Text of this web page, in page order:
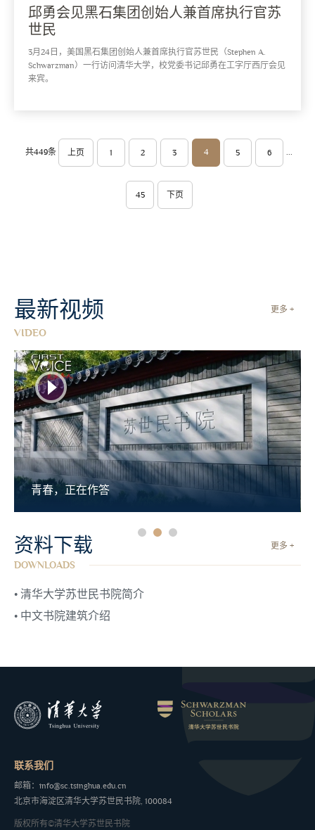
邱勇会见黑石集团创始人兼首席执行官苏
世民
3月24日，美国黑石集团创始人兼首席执行官苏世民（Stephen A.
Schwarzman）一行访问清华大学，校党委书记邱勇在工字厅西厅会见
来宾。
共449条 上页 1 2 3 4 5 6 ...
45 下页
更多 +
最新视频
VIDEO
清华大学苏世民书院十周年
更多 +
资料下载
DOWNLOADS
• 清华大学苏世民书院简介
• 中文书院建筑介绍
联系我们
邮箱：info@sc.tsinghua.edu.cn
北京市海淀区清华大学苏世民书院, 100084
版权所有©清华大学苏世民书院